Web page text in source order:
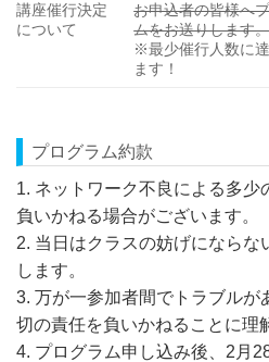
講座催行決定
について
お申込者の皆様へ
ムをお送りします
※最少催行人数に
ます！
プログラム約款
1. ネットワーク不良による多少
負いかねる場合がございます。
2. 当日はクラスの妨げにならな
します。
3. 万が一参加者間でトラブルが
切の責任を負いかねることに理
4. プログラム申し込み後、2月